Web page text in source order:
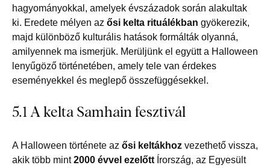
hagyományokkal, amelyek évszázadok során alakultak
ki. Eredete mélyen az ősi kelta rituálékban gyökerezik,
majd különböző kulturális hatások formálták olyanná,
amilyennek ma ismerjük. Merüljünk el együtt a Halloween
lenyűgöző történetében, amely tele van érdekes
eseményekkel és meglepő összefüggésekkel.
5.1 A kelta Samhain fesztivál
A Halloween története az ősi keltákhoz vezethető vissza,
akik több mint2000 évvel ezelőttÍrország, az Egyesült